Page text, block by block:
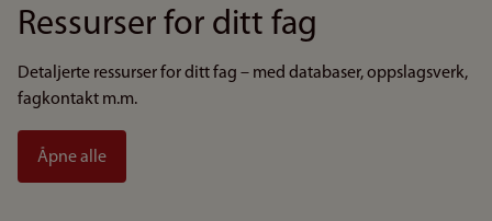
Ressurser for ditt fag
Detaljerte ressurser for ditt fag – med databaser, oppslagsverk,
fagkontakt m.m.
Åpne alle